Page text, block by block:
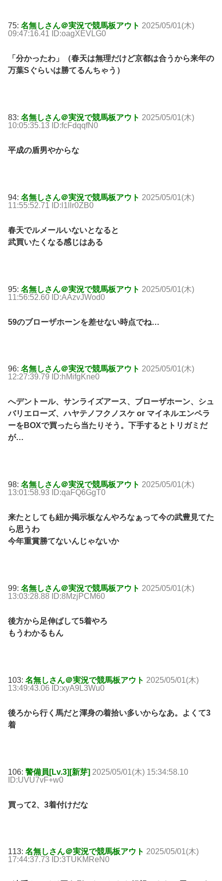
75: 名無しさん＠実況で競馬板アウト 2025/05/01(木)
09:47:16.41 ID:oagXEVLG0
「分かったわ」（春天は無理だけど京都は合うから来年の
万葉Sぐらいは勝てるんちゃう）
83: 名無しさん＠実況で競馬板アウト 2025/05/01(木)
10:05:35.13 ID:fcFdqqfN0
平成の盾男やからな
94: 名無しさん＠実況で競馬板アウト 2025/05/01(木)
11:55:52.71 ID:l1llr0ZB0
春天でルメールいないとなると
武買いたくなる感じはある
95: 名無しさん＠実況で競馬板アウト 2025/05/01(木)
11:56:52.60 ID:AAzvJWod0
59のブローザホーンを差せない時点でね…
96: 名無しさん＠実況で競馬板アウト 2025/05/01(木)
12:27:39.79 ID:hMifgKne0
へデントール、サンライズアース、ブローザホーン、シュ
バリエローズ、ハヤテノフクノスケ or マイネルエンペラ
ーをBOXで買ったら当たりそう。下手するとトリガミだ
が…
98: 名無しさん＠実況で競馬板アウト 2025/05/01(木)
13:01:58.93 ID:qaFQ6GgT0
来たとしても紐か掲示板なんやろなぁって今の武豊見てた
ら思うわ
今年重賞勝てないんじゃないか
99: 名無しさん＠実況で競馬板アウト 2025/05/01(木)
13:03:28.88 ID:8MzjPCM60
後方から足伸ばして5着やろ
もうわかるもん
103: 名無しさん＠実況で競馬板アウト 2025/05/01(木)
13:49:43.06 ID:xyA9L3Wu0
後ろから行く馬だと渾身の着拾い多いからなあ。よくて3
着
106: 警備員[Lv.3][新芽] 2025/05/01(木) 15:34:58.10
ID:UVU7vF+w0
買って2、3着付けだな
113: 名無しさん＠実況で競馬板アウト 2025/05/01(木)
17:44:37.73 ID:3TUKMReN0